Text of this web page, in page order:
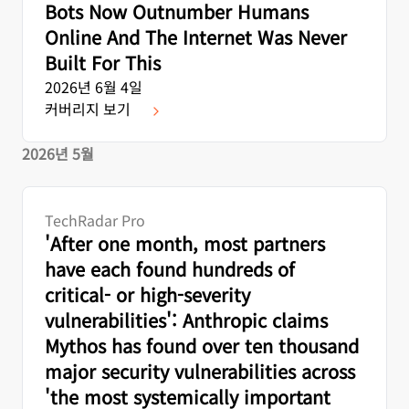
Bots Now Outnumber Humans
Online And The Internet Was Never
Built For This
2026년 6월 4일
커버리지 보기
2026년 5월
TechRadar Pro
'After one month, most partners
have each found hundreds of
critical- or high-severity
vulnerabilities': Anthropic claims
Mythos has found over ten thousand
major security vulnerabilities across
'the most systemically important